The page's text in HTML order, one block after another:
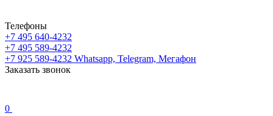
Телефоны
+7 495 640-4232
+7 495 589-4232
+7 925 589-4232 Whatsapp, Telegram, Мегафон
Заказать звонок
0